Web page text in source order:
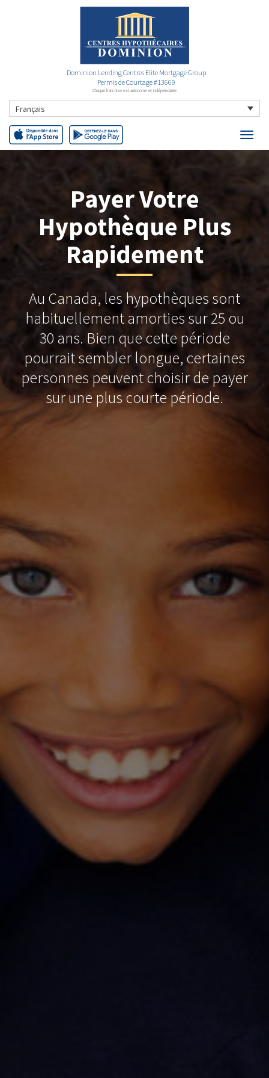
Dominion Lending Centres Elite Mortgage Group
Permis de Courtage #13669
Chaque franchise est autonome et indépendante
Français
Payer Votre
Hypothèque Plus
Rapidement
Au Canada, les hypothèques sont
habituellement amorties sur 25 ou
30 ans. Bien que cette période
pourrait sembler longue, certaines
personnes peuvent choisir de payer
sur une plus courte période.